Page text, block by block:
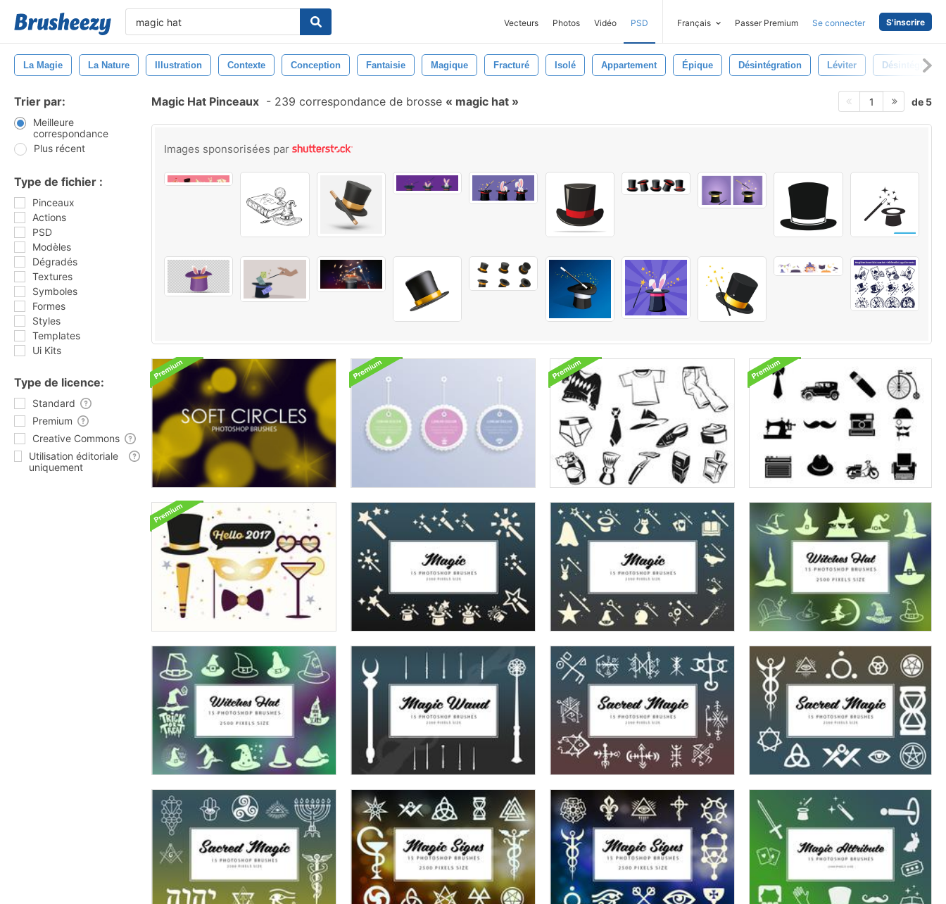
Vecteurs Photos Vidéo PSD Français Passer Premium Se connecter S'inscrire
La Magie La Nature Illustration Contexte Conception Fantaisie Magique Fracturé Isolé Appartement Épique Désintégration Léviter Désintégrer
Trier par:
Meilleure
correspondance
Plus récent
Type de fichier :
Pinceaux
Actions
PSD
Modèles
Dégradés
Textures
Symboles
Formes
Styles
Templates
Ui Kits
Type de licence:
Standard
Premium
Creative Commons
Utilisation éditoriale
uniquement
Magic Hat Pinceaux - 239 correspondance de brosse magic hat 1 de 5
Images sponsorisées par